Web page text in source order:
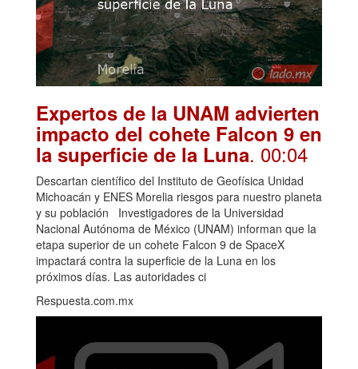
Expertos de la UNAM advierten
impacto del cohete Falcon 9 en
la superficie de la Luna. 00:04
Descartan científico del Instituto de Geofísica Unidad
Michoacán y ENES Morelia riesgos para nuestro planeta
y su población Investigadores de la Universidad
Nacional Autónoma de México (UNAM) informan que la
etapa superior de un cohete Falcon 9 de SpaceX
impactará contra la superficie de la Luna en los
próximos días. Las autoridades ci
Respuesta.com.mx